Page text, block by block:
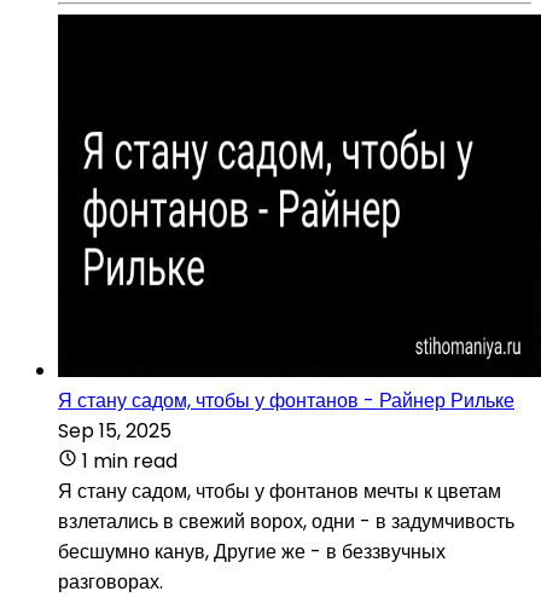
Я стану садом, чтобы у фонтанов - Райнер Рильке
Sep 15, 2025
1 min read
Я стану садом, чтобы у фонтанов мечты к цветам
взлетались в свежий ворох, одни - в задумчивость
бесшумно канув, Другие же - в беззвучных
разговорах.